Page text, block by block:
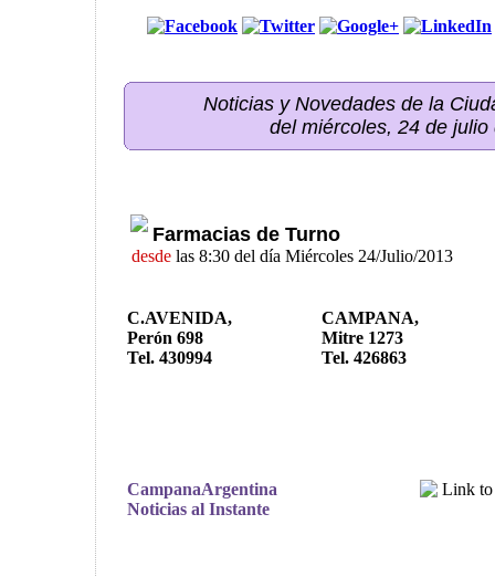
Noticias y Novedades de la
del miércoles, 24 de julio
Farmacias de Turno
desde las 8:30 del día Miércoles 24/Julio/2013
C.AVENIDA,
Perón 698
Tel. 430994
CAMPANA,
Mitre 1273
Tel. 426863
CampanaArgentina
Noticias al Instante